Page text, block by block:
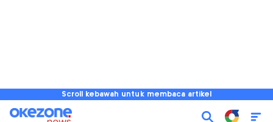
Scroll kebawah untuk membaca artikel